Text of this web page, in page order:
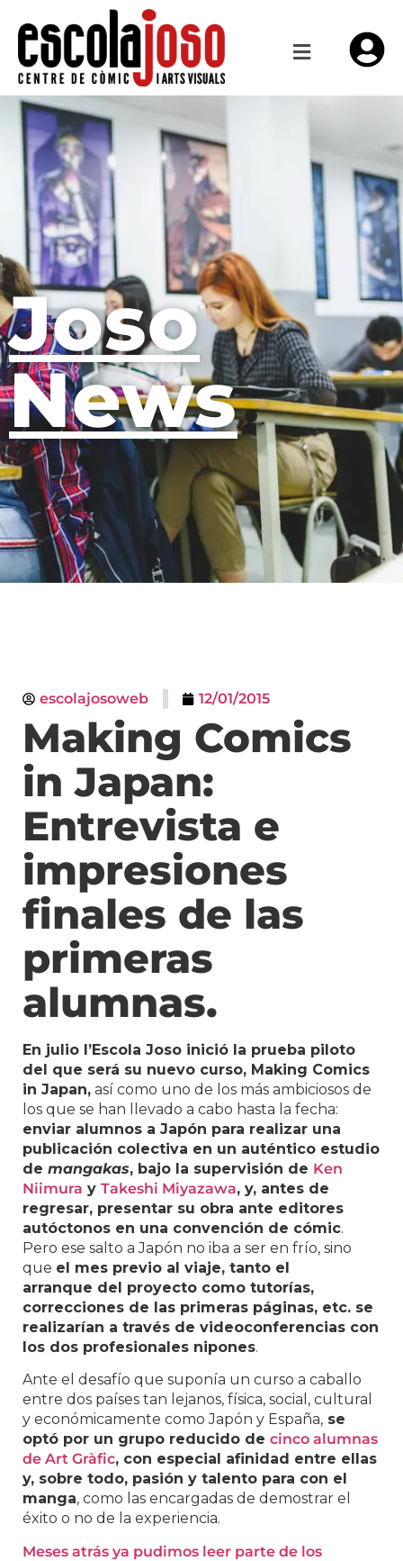
Joso
News
escolajosoweb 12/01/2015
Making Comics
in Japan:
Entrevista e
impresiones
finales de las
primeras
alumnas.
En julio l’Escola Joso inició la prueba piloto
del que será su nuevo curso, Making Comics
in Japan, así como uno de los más ambiciosos de
los que se han llevado a cabo hasta la fecha:
enviar alumnos a Japón para realizar una
publicación colectiva en un auténtico estudio
de mangakas, bajo la supervisión de Ken
Niimura y Takeshi Miyazawa, y, antes de
regresar, presentar su obra ante editores
autóctonos en una convención de cómic.
Pero ese salto a Japón no iba a ser en frío, sino
que el mes previo al viaje, tanto el
arranque del proyecto como tutorías,
correcciones de las primeras páginas, etc. se
realizarían a través de videoconferencias con
los dos profesionales nipones.
Ante el desafío que suponía un curso a caballo
entre dos países tan lejanos, física, social, cultural
y económicamente como Japón y España, se
optó por un grupo reducido de cinco alumnas
de Art Gràfic, con especial afinidad entre ellas
y, sobre todo, pasión y talento para con el
manga, como las encargadas de demostrar el
éxito o no de la experiencia.
Meses atrás ya pudimos leer parte de los